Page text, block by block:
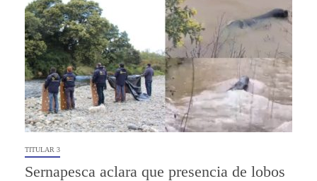
TITULAR 3
Sernapesca aclara que presencia de lobos